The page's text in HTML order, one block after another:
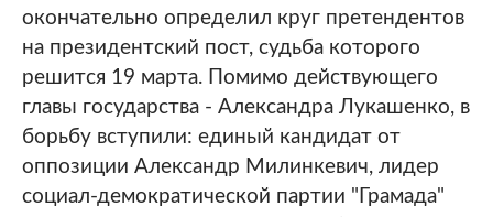
окончательно определил круг претендентов
на президентский пост, судьба которого
решится 19 марта. Помимо действующего
главы государства - Александра Лукашенко, в
борьбу вступили: единый кандидат от
оппозиции Александр Милинкевич, лидер
социал-демократической партии "Грамада"